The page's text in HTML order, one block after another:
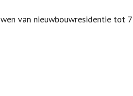
van nieuwbouwresidentie tot